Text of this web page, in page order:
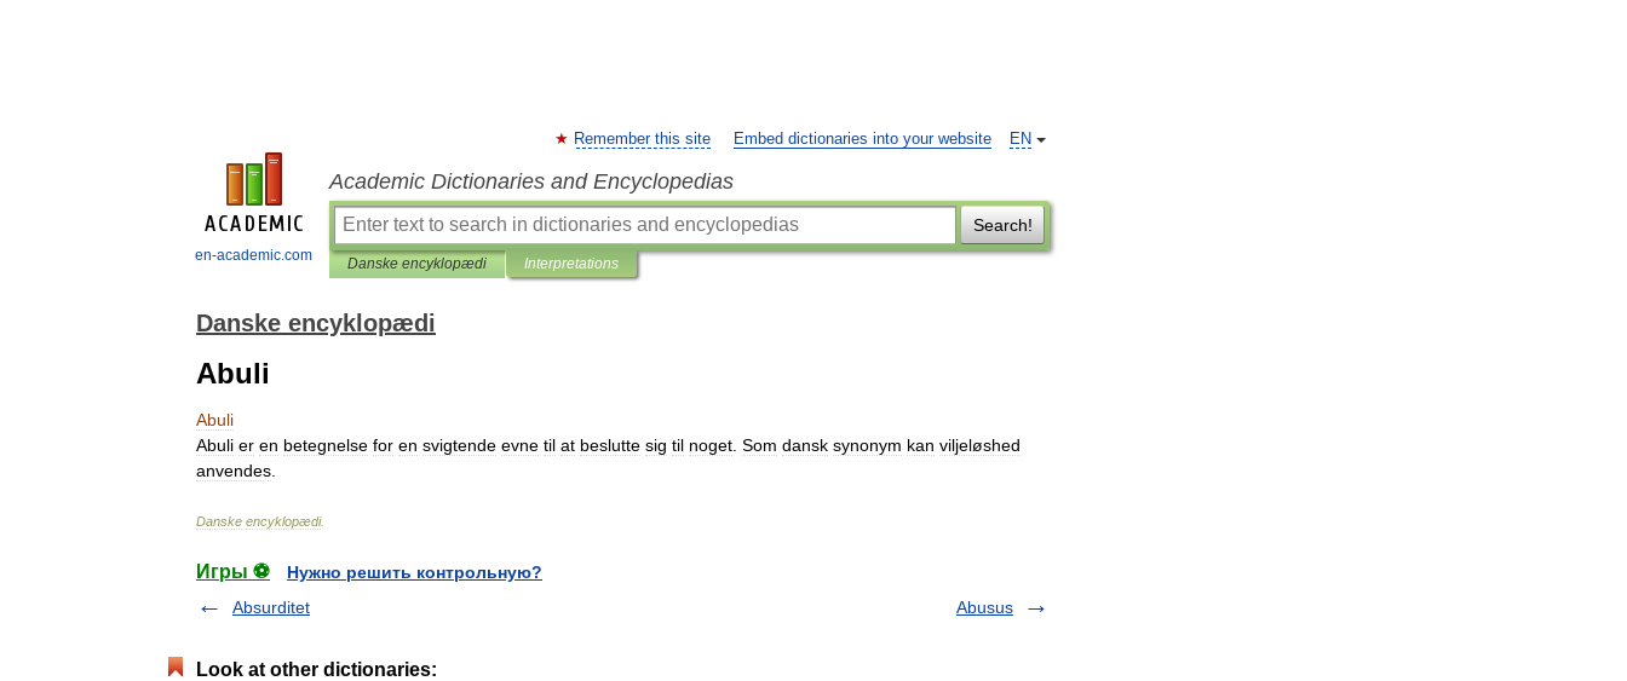
en-academic.com
EN
Remember this site Embed dictionaries into your website
Academic Dictionaries and Encyclopedias
Search!
Danske encyklopædi Interpretations
Danske encyklopædi
Abuli
Abuli
Abuli er en betegnelse for en svigtende evne til at beslutte sig til noget Som dansk synonym kan viljeløshed
anvendes
Danske encyklopædi.
Игры ⚽
Нужно решить контрольную?
Absurditet
Abusus
Look at other dictionaries: